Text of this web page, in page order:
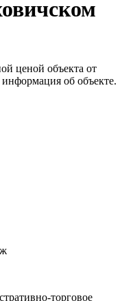
ценой объекта от
об объекте.
торговое